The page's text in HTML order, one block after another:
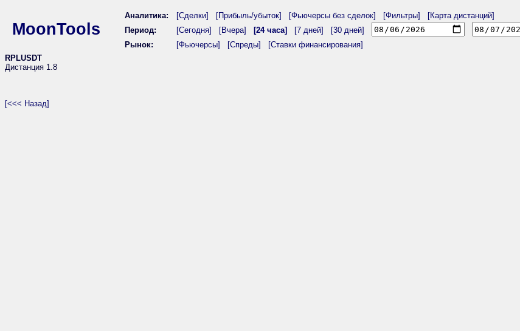
MoonTools
Аналитика: [Сделки] [Прибыль/убыток] [Фьючерсы без сделок] [Фильтры]
[Карта дистанций]
Период:
[Сегодня] [Вчера] [24 часа] [7 дней]
[30 дней]
Рынок:
[Фьючерсы] [Спреды] [Ставки финансирования]
RPLUSDT
Дистанция 1.8
[<<< Назад]